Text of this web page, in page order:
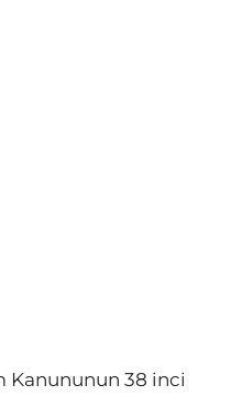
Kanununun 38 inci